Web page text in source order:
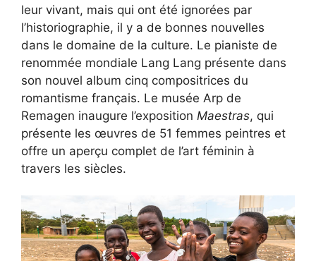
leur vivant, mais qui ont été ignorées par
l’historiographie, il y a de bonnes nouvelles
dans le domaine de la culture. Le pianiste de
renommée mondiale Lang Lang présente dans
son nouvel album cinq compositrices du
romantisme français. Le musée Arp de
Remagen inaugure l’exposition Maestras, qui
présente les œuvres de 51 femmes peintres et
offre un aperçu complet de l’art féminin à
travers les siècles.